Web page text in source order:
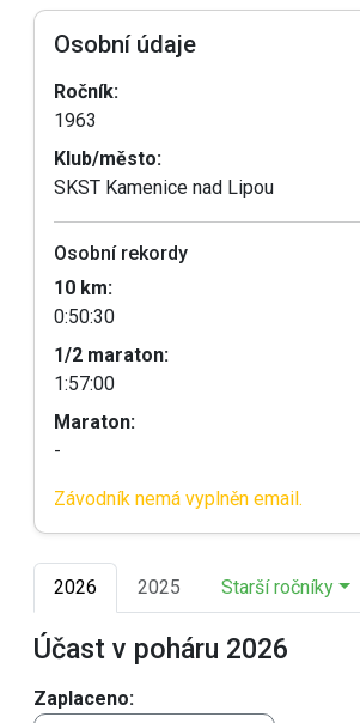
Osobní údaje
Ročník:
1963
Klub/město:
SKST Kamenice nad Lipou
Osobní rekordy
10 km:
0:50:30
1/2 maraton:
1:57:00
Maraton:
-
Závodník nemá vyplněn email.
2026 2025 Starší ročníky
Účast v poháru 2026
Zaplaceno: